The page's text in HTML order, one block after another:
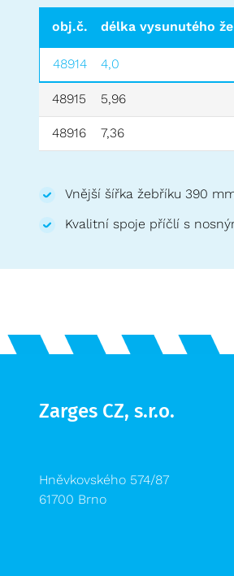
obj.č. délka vysunutého
48914 4,0
48915 5,96
48916 7,36
Vnější šířka žebříku 390
Kvalitní spoje příčlí s
Zarges CZ, s.r.o.
Hněvkovského 574/87
61700 Brno